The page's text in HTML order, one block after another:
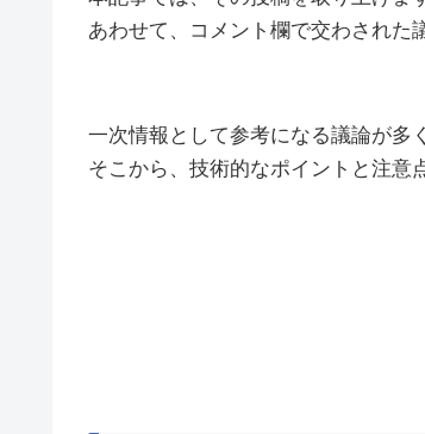
あわせて、コメント欄で交わされた
一次情報として参考になる議論が多
そこから、技術的なポイントと注意